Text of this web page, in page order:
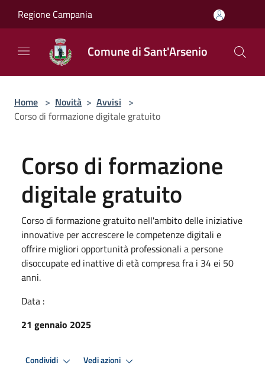
Regione Campania
Comune di Sant'Arsenio
Home > Novità > Avvisi >
Corso di formazione digitale gratuito
Corso di formazione
digitale gratuito
Corso di formazione gratuito nell'ambito delle iniziative
innovative per accrescere le competenze digitali e
offrire migliori opportunità professionali a persone
disoccupate ed inattive di età compresa fra i 34 ei 50
anni.
Data :
21 gennaio 2025
Condividi Vedi azioni